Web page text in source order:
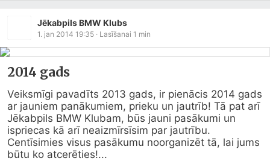
Jēkabpils BMW Klubs
1. jan 2014 19:35 · Lasīšanai 1 min
2014 gads
Veiksmīgi pavadīts 2013 gads, ir pienācis 2014 gads
ar jauniem panākumiem, prieku un jautrīb! Tā pat arī
Jēkabpils BMW Klubam, būs jauni pasākumi un
ispriecas kā arī neaizmīrsīsim par jautrību.
Centīsimies visus pasākumu noorganizēt tā, lai jums
būtu ko atcerēties!...